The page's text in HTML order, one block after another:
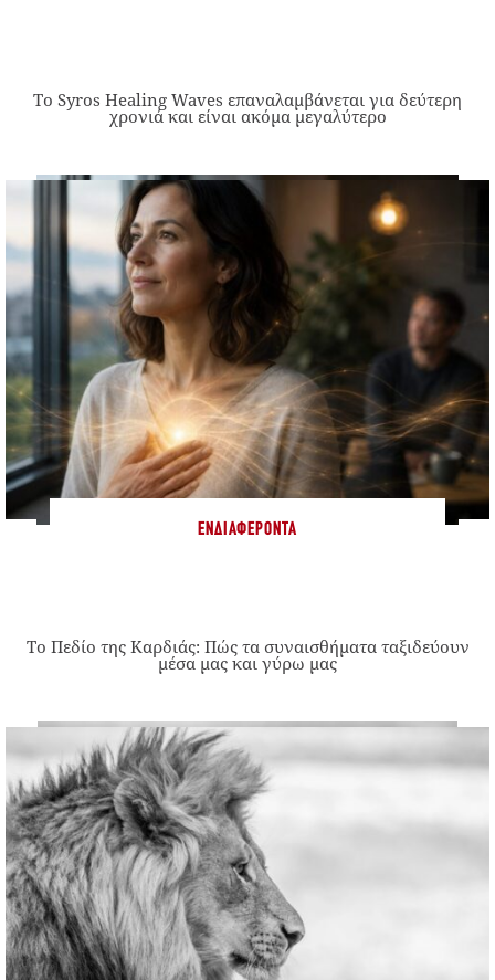
Το Syros Healing Waves επαναλαμβάνεται για δεύτερη
χρονιά και είναι ακόμα μεγαλύτερο
ΕΝΔΙΑΦΈΡΟΝΤΑ
Το Πεδίο της Καρδιάς: Πώς τα συναισθήματα ταξιδεύουν
μέσα μας και γύρω μας